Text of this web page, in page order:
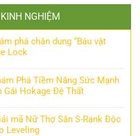
NGHIỆM
phá chân dung “Báu vật
Lock
Phá Tiềm Năng Sức Mạnh
Gái Hokage Đệ Thất
mã Nữ Thợ Săn S-Rank Độc
Leveling